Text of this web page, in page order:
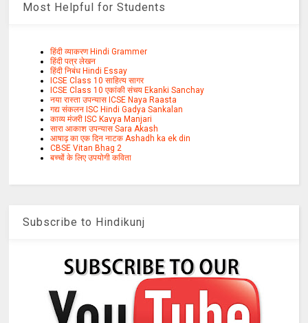
Most Helpful for Students
हिंदी व्याकरण Hindi Grammer
हिंदी पत्र लेखन
हिंदी निबंध Hindi Essay
ICSE Class 10 साहित्य सागर
ICSE Class 10 एकांकी संचय Ekanki Sanchay
नया रास्ता उपन्यास ICSE Naya Raasta
गद्य संकलन ISC Hindi Gadya Sankalan
काव्य मंजरी ISC Kavya Manjari
सारा आकाश उपन्यास Sara Akash
आषाढ़ का एक दिन नाटक Ashadh ka ek din
CBSE Vitan Bhag 2
बच्चों के लिए उपयोगी कविता
Subscribe to Hindikunj